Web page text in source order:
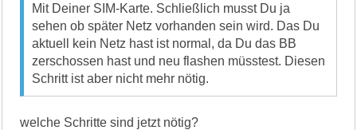
Mit Deiner SIM-Karte. Schließlich musst Du ja
sehen ob später Netz vorhanden sein wird. Das Du
aktuell kein Netz hast ist normal, da Du das BB
zerschossen hast und neu flashen müsstest. Diesen
Schritt ist aber nicht mehr nötig.
welche Schritte sind jetzt nötig?